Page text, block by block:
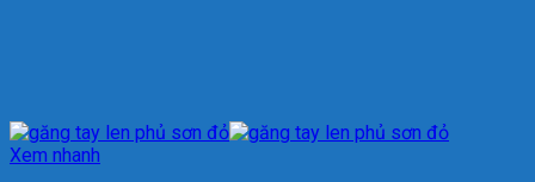
Xem nhanh